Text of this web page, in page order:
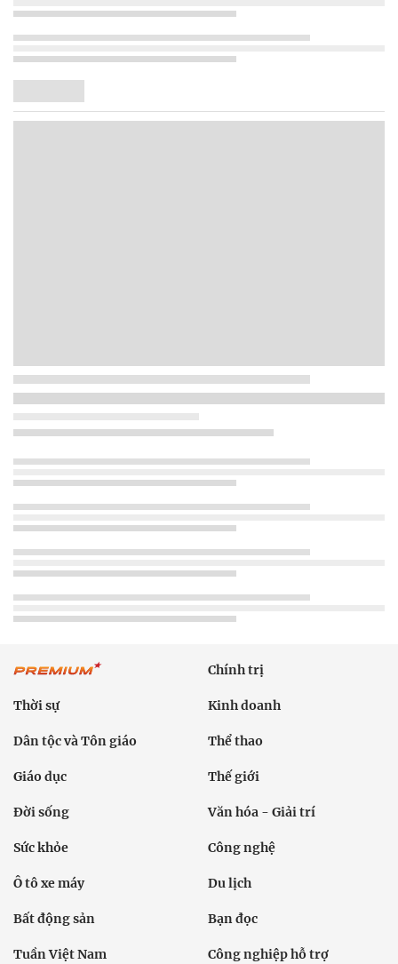
Chính trị
Thời sự Kinh doanh
Dân tộc và Tôn giáo Thể thao
Giáo dục Thế giới
Đời sống Văn hóa - Giải trí
Sức khỏe Công nghệ
Ô tô xe máy Du lịch
Bất động sản Bạn đọc
Tuần Việt Nam Công nghiệp hỗ trợ